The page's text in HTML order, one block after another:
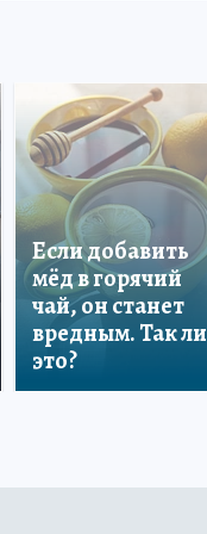
Если добавить
мёд в горячий
чай, он станет
вредным. Так ли
это?